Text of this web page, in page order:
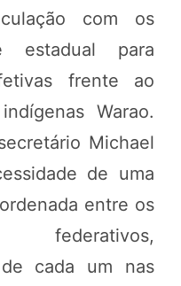
com os
estadual para
frente ao
Warao.
Michael
de uma
entre os
federativos,
cada um nas